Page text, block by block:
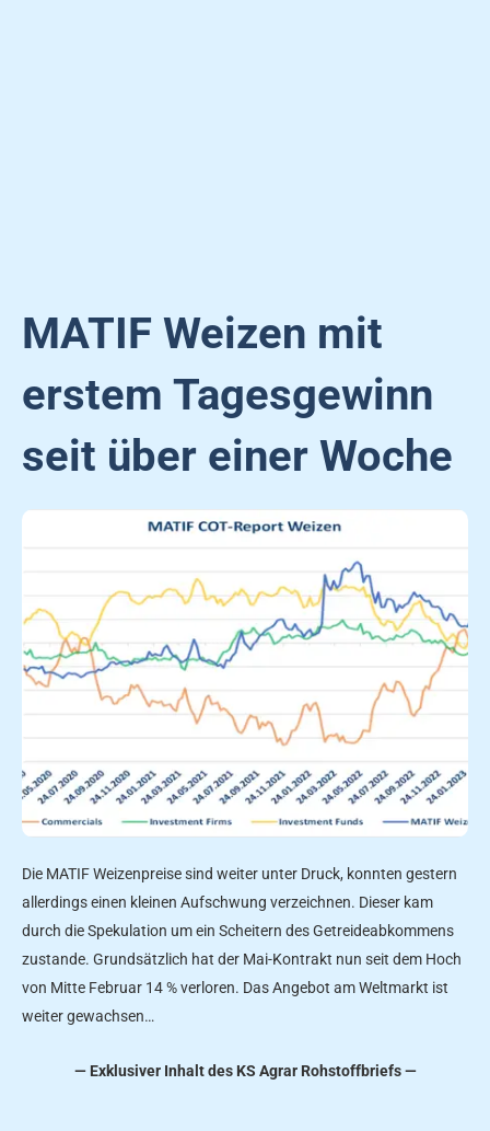
MATIF Weizen mit
erstem Tagesgewinn
seit über einer Woche
Die MATIF Weizenpreise sind weiter unter Druck, konnten gestern
allerdings einen kleinen Aufschwung verzeichnen. Dieser kam
durch die Spekulation um ein Scheitern des Getreideabkommens
zustande. Grundsätzlich hat der Mai-Kontrakt nun seit dem Hoch
von Mitte Februar 14 % verloren. Das Angebot am Weltmarkt ist
weiter gewachsen…
— Exklusiver Inhalt des KS Agrar Rohstoffbriefs —